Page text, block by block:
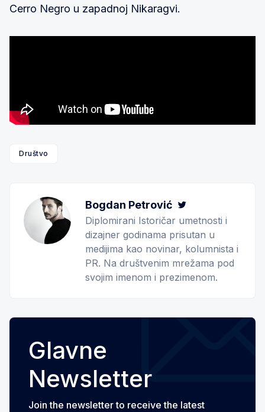
Cerro Negro u zapadnoj Nikaragvi.
Društvo
Bogdan Petrović
Diplomirani Istoričar umetnosti i
dizajner godinama prisutan u
medijima kao novinar, kolumnista i
PR. Na društvenim mrežama pod
svojim imenom i prezimenom.
Glavne
Newsletter
Join the newsletter to receive the latest